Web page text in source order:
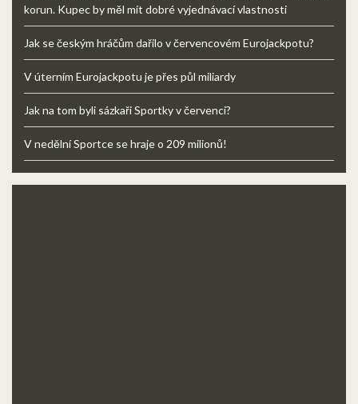
korun. Kupec by měl mít dobré vyjednávací vlastnosti
Jak se českým hráčům dařilo v červencovém Eurojackpotu?
V úterním Eurojackpotu je přes půl miliardy
Jak na tom byli sázkaři Sportky v červenci?
V nedělní Sportce se hraje o 209 milionů!